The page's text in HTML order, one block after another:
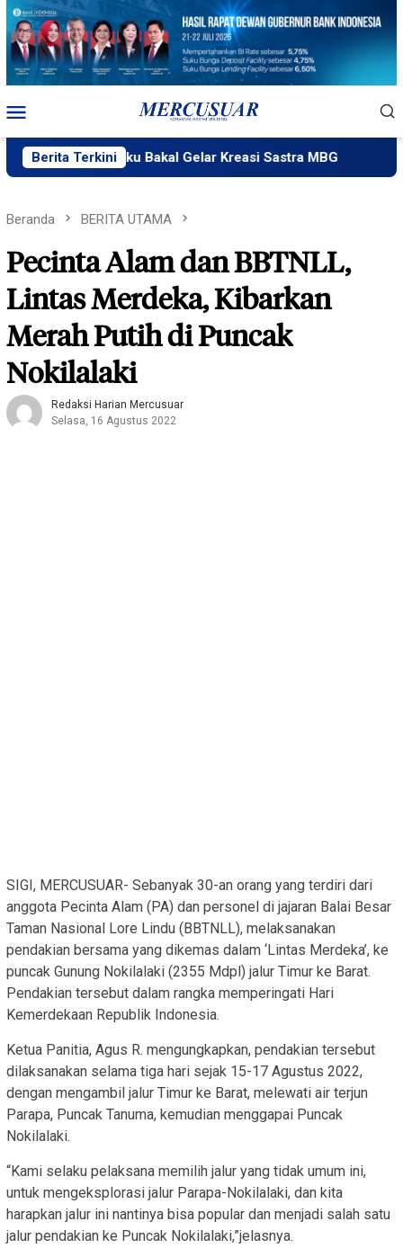
Loncat
konten
Mobile
Berita Terkini
Ngataku Bakal Gelar Kreasi Sastra MBG
Beranda BERITA UTAMA
Pecinta Alam dan BBTNLL,
Lintas Merdeka, Kibarkan
Merah Putih di Puncak
Nokilalaki
Redaksi Harian Mercusuar
Selasa, 16 Agustus 2022
SIGI, MERCUSUAR- Sebanyak 30-an orang yang terdiri dari
anggota Pecinta Alam (PA) dan personel di jajaran Balai Besar
Taman Nasional Lore Lindu (BBTNLL), melaksanakan
pendakian bersama yang dikemas dalam ‘Lintas Merdeka’, ke
puncak Gunung Nokilalaki (2355 Mdpl) jalur Timur ke Barat.
Pendakian tersebut dalam rangka memperingati Hari
Kemerdekaan Republik Indonesia.
Ketua Panitia, Agus R. mengungkapkan, pendakian tersebut
dilaksanakan selama tiga hari sejak 15-17 Agustus 2022,
dengan mengambil jalur Timur ke Barat, melewati air terjun
Parapa, Puncak Tanuma, kemudian menggapai Puncak
Nokilalaki.
“Kami selaku pelaksana memilih jalur yang tidak umum ini,
untuk mengeksplorasi jalur Parapa-Nokilalaki, dan kita
harapkan jalur ini nantinya bisa popular dan menjadi salah satu
jalur pendakian ke Puncak Nokilalaki,”jelasnya.